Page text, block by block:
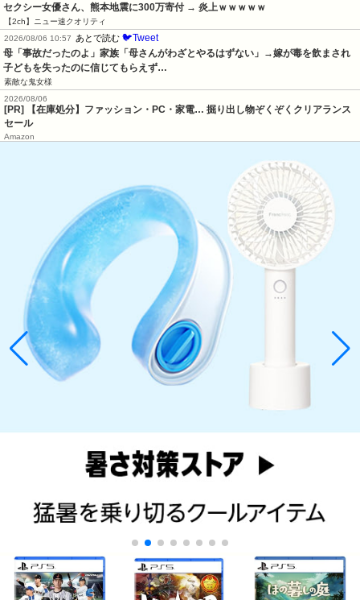
セクシー女優さん、熊本地震に300万寄付 → 炎上ｗｗｗｗｗ
【2ch】ニュー速クオリティ
2026/08/06 10:57
あとで読む 🐦Tweet
母「事故だったのよ」家族「母さんがわざとやるはずない」→嫁が毒を飲まされ
子どもを失ったのに信じてもらえず…
素敵な鬼女様
2026/08/06
[PR] 【在庫処分】ファッション・PC・家電… 掘り出し物ぞくぞくクリアランス
セール
Amazon